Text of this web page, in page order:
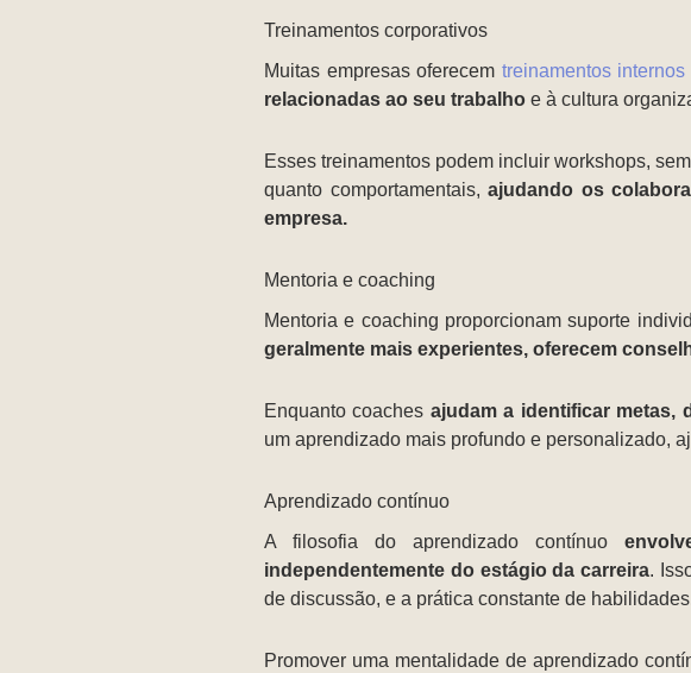
Treinamentos corporativos
Muitas empresas oferecem treinamentos internos
relacionadas ao seu trabalho e à cultura
Esses treinamentos podem incluir workshops,
quanto comportamentais,ajudando os
empresa.
Mentoria e coaching
Mentoria e coaching proporcionam suporte
geralmente mais experientes, oferecem
Enquanto coaches ajudam a identificar metas,
um aprendizado mais profundo e personalizado,
Aprendizado contínuo
A filosofia do aprendizado contínuo
independentemente do estágio da carreira.
de discussão, e a prática constante de
Promover uma mentalidade de aprendizado